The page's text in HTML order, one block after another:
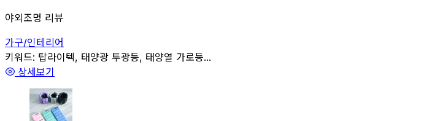
야외조명 리뷰
가구/인테리어
관련
키워드: 탑라이텍, 태양광 투광등, 태양열 가로등...
상세보기